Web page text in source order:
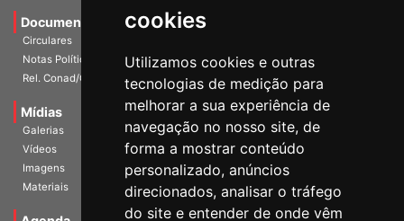
cookies
Utilizamos cookies e outras
tecnologias de medição para
melhorar a sua experiência de
navegação no nosso site, de
forma a mostrar conteúdo
personalizado, anúncios
direcionados, analisar o tráfego
do site e entender de onde vêm
Documentos
Circulares
Notas Políticas
Rel. Conad/Congresso
Mídias
Galerias
Vídeos
Imagens
Materiais